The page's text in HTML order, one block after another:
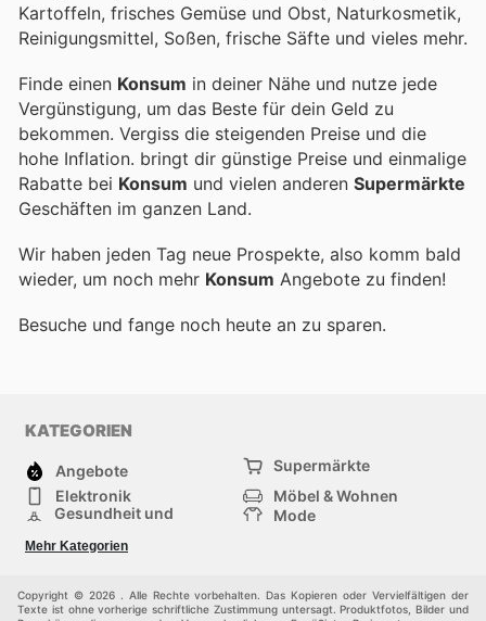
Kartoffeln, frisches Gemüse und Obst, Naturkosmetik,
Reinigungsmittel, Soßen, frische Säfte und vieles mehr.
Finde einen Konsum in deiner Nähe und nutze jede
Vergünstigung, um das Beste für dein Geld zu
bekommen. Vergiss die steigenden Preise und die
hohe Inflation. bringt dir günstige Preise und einmalige
Rabatte bei Konsum und vielen anderen Supermärkte
Geschäften im ganzen Land.
Wir haben jeden Tag neue Prospekte, also komm bald
wieder, um noch mehr Konsum Angebote zu finden!
Besuche und fange noch heute an zu sparen.
KATEGORIEN
Angebote
Supermärkte
Elektronik
Möbel & Wohnen
Gesundheit und
Mode
Sportartikel und
Sportbekleidung
Einkaufzentren
Andere
Mehr Kategorien
Copyright © 2026 . Alle Rechte vorbehalten. Das Kopieren oder Vervielfältigen der
Texte ist ohne vorherige schriftliche Zustimmung untersagt. Produktfotos, Bilder und